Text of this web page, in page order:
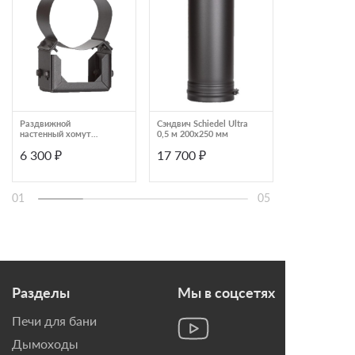
Раздвижной
настенный хомут
6 300 ₽
Сэндвич Schiedel Ultra
0,5 м 200х250 мм
17 700 ₽
01 05
Разделы
Печи для бани
Дымоходы
Мы в соцсетях